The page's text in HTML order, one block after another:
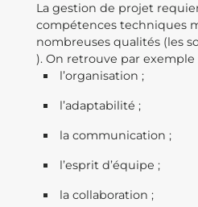
La gestion de projet
compétences techniques
nombreuses qualités (les
). On retrouve par exemple
l’organisation ;
l’adaptabilité ;
la communication ;
l’esprit d’équipe ;
la collaboration ;